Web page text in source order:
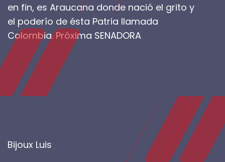
en fin, es Araucana donde nació el grito y
el poderío de ésta Patria llamada
Colombia. Próxima SENADORA
Bijoux Luis